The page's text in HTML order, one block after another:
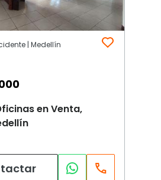
| Medellín
en Venta,